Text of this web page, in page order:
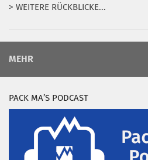
> WEITERE RÜCKBLICKE...
MEHR
PACK MA’S PODCAST